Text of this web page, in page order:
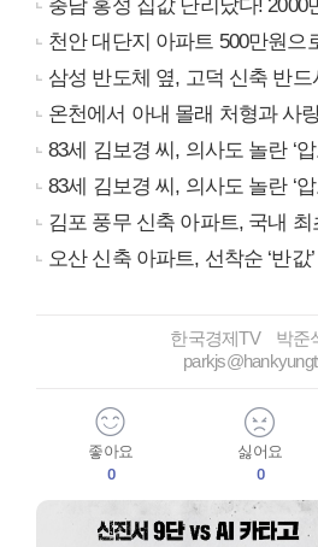
충남 홍성 집값 난리났다! 2000
천안 대단지 아파트 500만원으
삼성 반도체 옆, 고덕 신축 반
온천에서 아내 몰래 처형과 사
83세 김보경 씨, 의사도 놀란 ‘
83세 김보경 씨, 의사도 놀란 ‘
김포 풍무 신축 아파트, 국내
오산 신축 아파트, 선착순 ‘반값
한국경제TV 박준
좋아요
0
싫어요
0